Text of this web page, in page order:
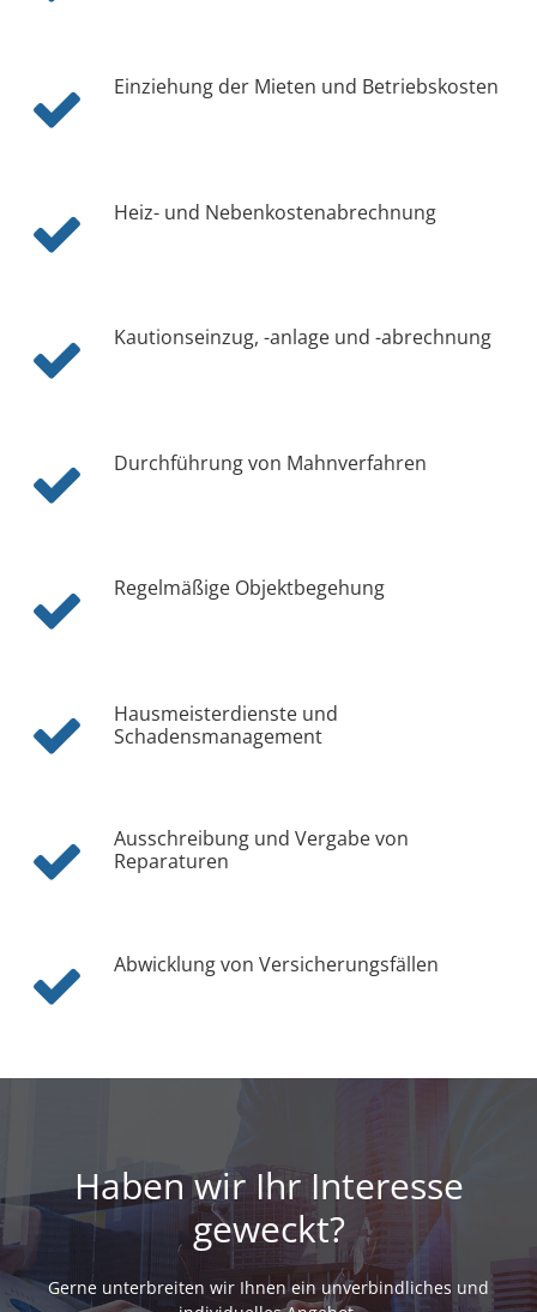
Einziehung der Mieten und Betriebskosten
Heiz- und Nebenkostenabrechnung
Kautionseinzug, -anlage und -abrechnung
Durchführung von Mahnverfahren
Regelmäßige Objektbegehung
Hausmeisterdienste und
Schadensmanagement
Ausschreibung und Vergabe von
Reparaturen
Abwicklung von Versicherungsfällen
Haben wir Ihr Interesse
geweckt?
Gerne unterbreiten wir Ihnen ein unverbindliches und